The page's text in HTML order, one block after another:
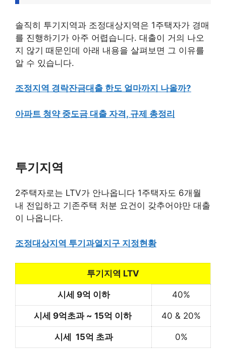
솔직히 투기지역과 조정대상지역은 1주택자가 경매
를 진행하기가 아주 어렵습니다. 대출이 거의 나오
지 않기 때문인데 아래 내용을 살펴보면 그 이유를
알 수 있습니다.
조정지역 경락잔금대출 한도 얼마까지 나올까?
아파트 청약 중도금 대출 자격, 규제 총정리
투기지역
2주택자로는 LTV가 안나옵니다 1주택자도 6개월
내 전입하고 기존주택 처분 요건이 갖추어야만 대출
이 나옵니다.
조정대상지역 투기과열지구 지정현황
투기지역 LTV
시세 9억 이하 40%
시세 9억초과 ~ 15억 이하 40 & 20%
시세 15억 초과 0%